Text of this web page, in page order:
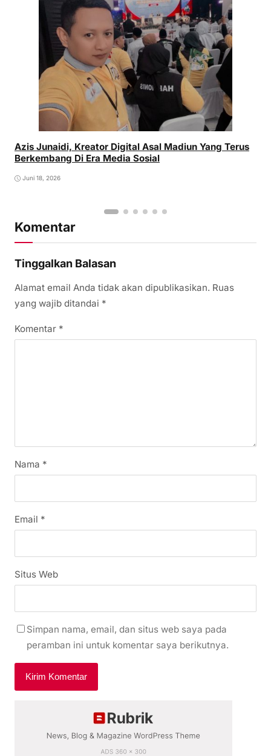
Azis Junaidi, Kreator Digital Asal Madiun Yang Terus
Berkembang Di Era Media Sosial
Juni 18, 2026
Komentar
Tinggalkan Balasan
Alamat email Anda tidak akan dipublikasikan. Ruas
yang wajib ditandai *
Komentar *
Nama *
Email *
Situs Web
Simpan nama, email, dan situs web saya pada
peramban ini untuk komentar saya berikutnya.